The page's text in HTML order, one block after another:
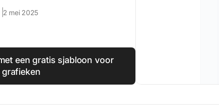
2 mei 2025
een gratis sjabloon voor
grafieken